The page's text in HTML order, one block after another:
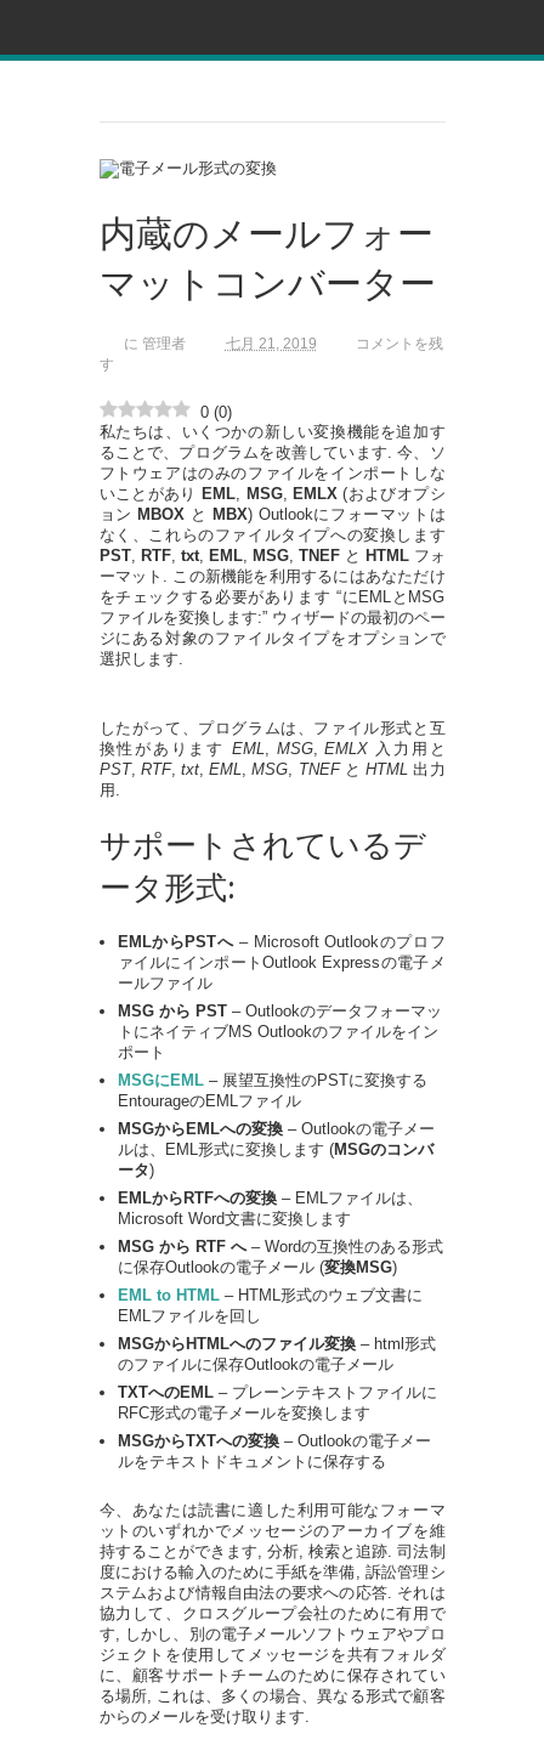
内蔵のメールフォー
マットコンバーター
に 管理者 七月 21, 2019
コメントを残
す
0 (0)
私たちは、いくつかの新しい変換機能を追加す
ることで、プログラムを改善しています. 今、ソ
フトウェアはのみのファイルをインポートしな
いことがあり
EML, MSG, EMLX(およびオプシ
ョン MBOX と MBX) Outlookにフォーマットは
なく、これらのファイルタイプへの変換します
PST, RTF, txt, EML, MSG, TNEFと HTMLフォ
ーマット. この新機能を利用するにはあなただけ
をチェックする必要があります “にEMLとMSG
ファイルを変換します:” ウィザードの最初のペー
ジにある対象のファイルタイプをオプションで
選択します.
したがって、プログラムは、ファイル形式と互
換性があります EML, MSG,EMLX 入力用と
PST, RTF, txt,EML,MSG, TNEFとHTML 出力
用.
サポートされているデ
ータ形式:
EMLからPSTへ– Microsoft Outlookのプロフ
ァイルにインポートOutlook Expressの電子メ
ールファイル
MSG から PST– Outlookのデータフォーマッ
トにネイティブMS Outlookのファイルをイン
ポート
MSGにEML– 展望互換性のPSTに変換する
EntourageのEMLファイル
MSGからEMLへの変換– Outlookの電子メー
ルは、EML形式に変換します (MSGのコンバ
ータ)
EMLからRTFへの変換– EMLファイルは、
Microsoft Word文書に変換します
MSG から RTF へ– Wordの互換性のある形式
に保存Outlookの電子メール (変換MSG)
EML to HTML– HTML形式のウェブ文書に
EMLファイルを回し
MSGからHTMLへのファイル変換– html形式
のファイルに保存Outlookの電子メール
TXTへのEML– プレーンテキストファイルに
RFC形式の電子メールを変換します
MSGからTXTへの変換– Outlookの電子メー
ルをテキストドキュメントに保存する
今、あなたは読書に適した利用可能なフォーマ
ットのいずれかでメッセージのアーカイブを維
持することができます, 分析, 検索と追跡. 司法制
度における輸入のために手紙を準備, 訴訟管理シ
ステムおよび情報自由法の要求への応答. それは
協力して、クロスグループ会社のために有用で
す, しかし、別の電子メールソフトウェアやプロ
ジェクトを使用してメッセージを共有フォルダ
に、顧客サポートチームのために保存されてい
る場所, これは、多くの場合、異なる形式で顧客
からのメールを受け取ります.